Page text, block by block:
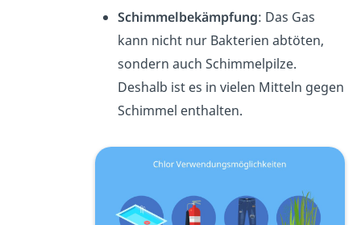
Schimmelbekämpfung: Das Gas
kann nicht nur Bakterien abtöten,
sondern auch Schimmelpilze.
Deshalb ist es in vielen Mitteln gegen
Schimmel enthalten.